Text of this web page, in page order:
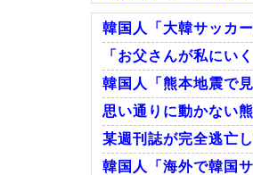
Powered by livedoor
韓国人「大韓サッカ
「お父さんが私にい
韓国人「熊本地震で
思い通りに動かない
某週刊誌が完全逃亡
韓国人「海外で韓国